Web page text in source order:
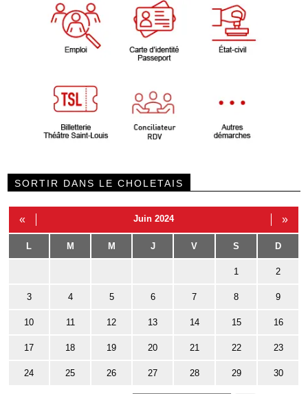
SORTIR DANS LE CHOLETAIS
« Juin 2024 »
L M M J V S D
1 2
3 4 5 6 7 8 9
10 11 12 13 14 15 16
17 18 19 20 21 22 23
24 25 26 27 28 29 30